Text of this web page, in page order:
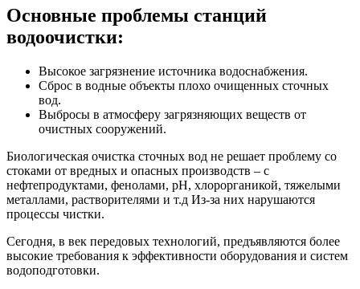
Основные проблемы станций
водоочистки:
Высокое загрязнение источника водоснабжения.
Сброс в водные объекты плохо очищенных сточных
вод.
Выбросы в атмосферу загрязняющих веществ от
очистных сооружений.
Биологическая очистка сточных вод не решает проблему со
стоками от вредных и опасных производств – с
нефтепродуктами, фенолами, рН, хлорорганикой, тяжелыми
металлами, растворителями и т.д Из-за них нарушаются
процессы чистки.
Сегодня, в век передовых технологий, предъявляются более
высокие требования к эффективности оборудования и систем
водоподготовки.